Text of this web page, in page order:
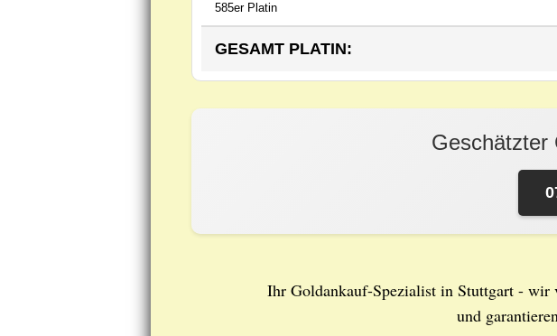
585er Platin
GESAMT PLATIN:
Geschätzter
Ihr Goldankauf-Spezialist in Stuttgart - wir
und